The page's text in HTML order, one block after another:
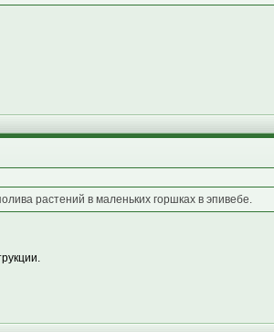
растений в маленьких горшках в эпивебе.